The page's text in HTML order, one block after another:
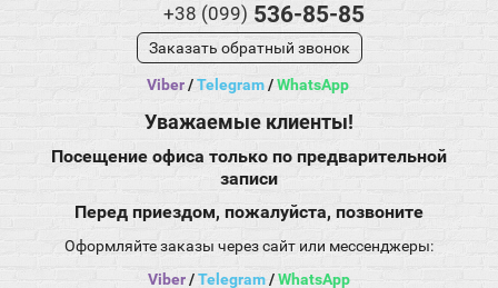
+38 (099) 536-85-85
Заказать обратный звонок
Viber/Telegram/WhatsApp
Уважаемые клиенты!
Посещение офиса только по предварительной
записи
Перед приездом, пожалуйста, позвоните
Оформляйте заказы через сайт или мессенджеры:
Viber/Telegram/WhatsApp